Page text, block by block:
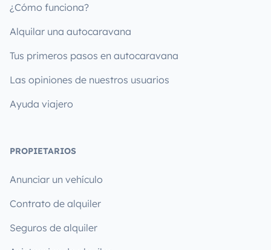
¿Cómo funciona?
Alquilar una autocaravana
Tus primeros pasos en autocaravana
Las opiniones de nuestros usuarios
Ayuda viajero
PROPIETARIOS
Anunciar un vehículo
Contrato de alquiler
Seguros de alquiler